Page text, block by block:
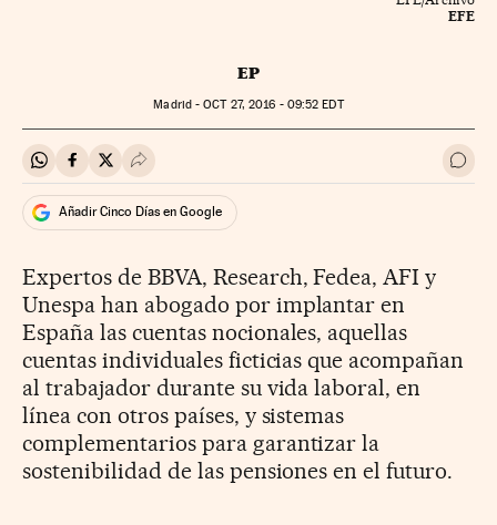
EFE
EP
Madrid -OCT27, 2016 - 09:52 EDT
Compartir en Whatsapp
Compartir en Facebook
Compartir en Twitter
Desplegar Redes Sociales Ir a
Añadir Cinco Días en Google
Expertos de BBVA, Research, Fedea, AFI y
Unespa han abogado por implantar en
España las cuentas nocionales, aquellas
cuentas individuales ficticias que acompañan
al trabajador durante su vida laboral, en
línea con otros países, y sistemas
complementarios para garantizar la
sostenibilidad de las pensiones en el futuro.